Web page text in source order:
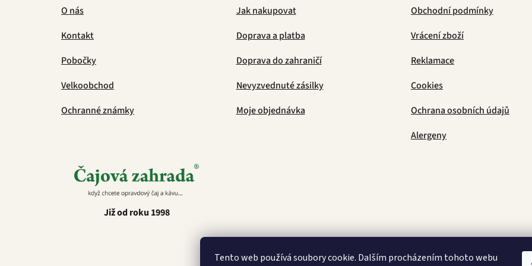
Tento web používá soubory cookie. Dalším procházením tohoto webu
O nás
Kontakt
Pobočky
Velkoobchod
Ochranné známky
Jak nakupovat
Doprava a platba
Doprava do zahraničí
Nevyzvednuté zásilky
Moje objednávka
Obchodní podmínky
Vrácení zboží
Reklamace
Cookies
Ochrana osobních údajů
Alergeny
Již od roku 1998